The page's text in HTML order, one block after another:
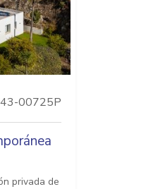
00725P
privada de